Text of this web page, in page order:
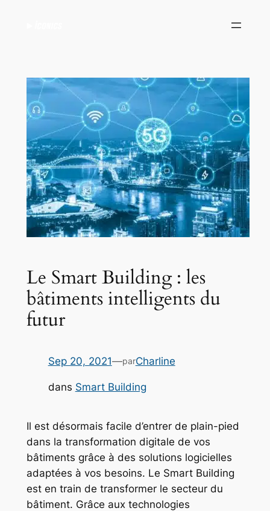
Le Smart Building : les
bâtiments intelligents du
futur
Sep 20, 2021—parCharline
dans Smart Building
Il est désormais facile d’entrer de plain-pied
dans la transformation digitale de vos
bâtiments grâce à des solutions logicielles
adaptées à vos besoins. Le Smart Building
est en train de transformer le secteur du
bâtiment. Grâce aux technologies